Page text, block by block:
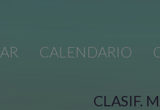
CALENDARIO
CLASIF.